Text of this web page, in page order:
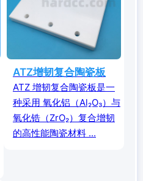
ATZ增韧复合陶瓷板
ATZ 增韧复合陶瓷板是一
种采用 氧化铝（Al₂O₃）与
氧化锆（ZrO₂）复合增韧
的高性能陶瓷材料 ...